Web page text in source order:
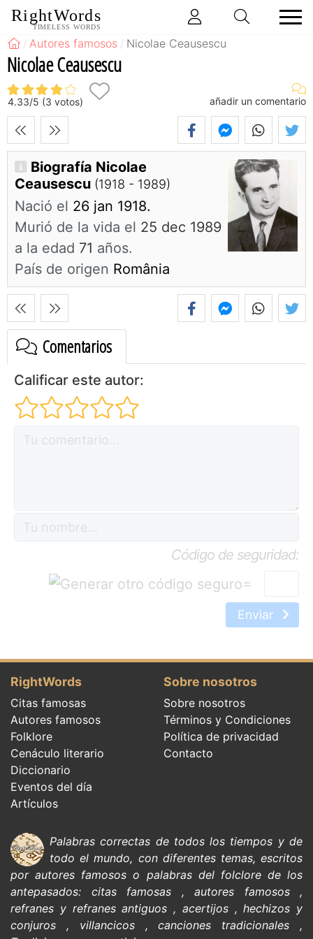
RightWords
TIMELESS WORDS
Autores famosos Nicolae Ceausescu
Nicolae Ceausescu
4.33/5 (3 votos) añadir un comentario
Biografía Nicolae
Ceausescu (1918 - 1989)
Nació el 26 jan 1918.
Murió de la vida el 25 dec 1989
a la edad 71 años.
País de origen România
Comentarios
Calificar este autor:
Código de seguridad:
=
Enviar
RightWords
Citas famosas
Autores famosos
Folklore
Cenáculo literario
Diccionario
Eventos del día
Artículos
Sobre nosotros
Sobre nosotros
Términos y Condiciones
Política de privacidad
Contacto
Palabras correctas de todos los tiempos y de
todo el mundo, con diferentes temas, escritos
porautores famosos o palabras del folclore delos
antepasados: citas famosas , autores famosos,
refranes y refranes antiguos , acertijos,hechizos y
conjuros , villancicos,canciones tradicionales ,